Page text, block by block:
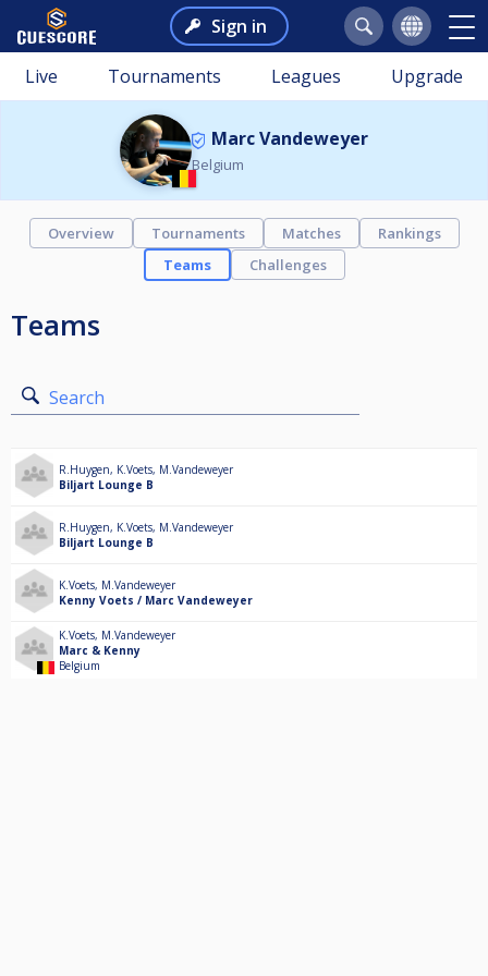
Sign in
Live Tournaments Leagues Upgrade
Marc Vandeweyer
Belgium
Overview Tournaments Matches
Rankings
Teams
Challenges
Teams
Search
R.Huygen, K.Voets, M.Vandeweyer
Biljart Lounge B
R.Huygen, K.Voets, M.Vandeweyer
Biljart Lounge B
K.Voets, M.Vandeweyer
Kenny Voets / Marc Vandeweyer
K.Voets, M.Vandeweyer
Marc & Kenny
Belgium